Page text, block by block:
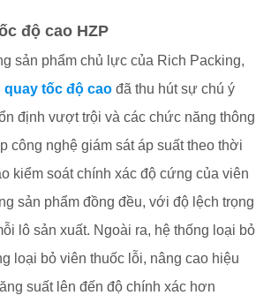
độ cao HZP
sản phẩm chủ lực của Rich Packing,
quay tốc độ cao đã thu hút sự chú ý
định vượt trội và các chức năng thông
công nghệ giám sát áp suất theo thời
kiểm soát chính xác độ cứng của viên
sản phẩm đồng đều, với độ lệch trọng
lô sản xuất. Ngoài ra, hệ thống loại bỏ
loại bỏ viên thuốc lỗi, nâng cao hiệu
suất lên đến độ chính xác hơn